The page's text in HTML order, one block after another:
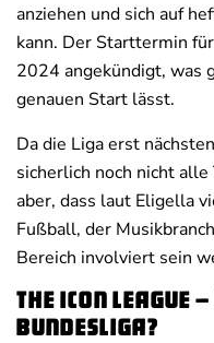
anziehen und sich auf
kann. Der Starttermin
2024 angekündigt, was
genauen Start lässt.
Da die Liga erst
sicherlich noch nicht
aber, dass laut Eligella
Fußball, der
Bereich involviert sein
The Icon
Bundesliga?